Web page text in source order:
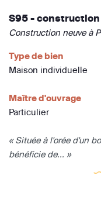
S95 -
Construction neuve à
Type de bien
Maison individuelle
Maître d'ouvrage
Particulier
« Située à l'orée d'un
bénéficie de... »